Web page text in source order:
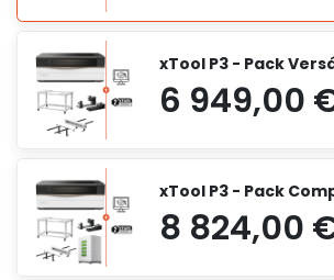
xTool P3 - Pack
xTool P3 - Pack